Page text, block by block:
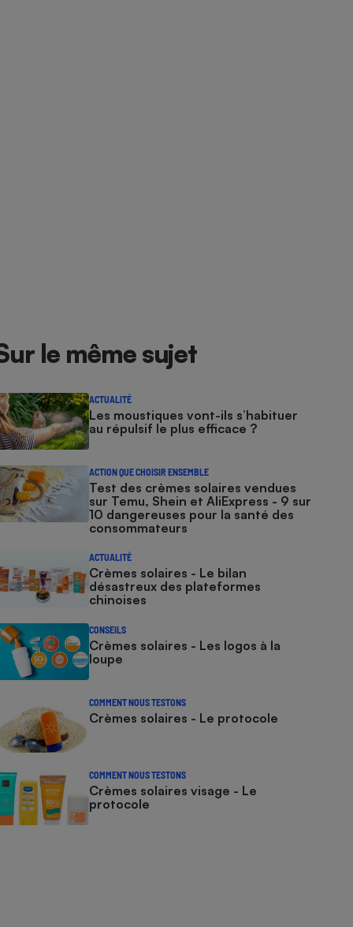
le même sujet
ACTUALITÉ
Les moustiques vont-ils s’habituer
au répulsif le plus efficace ?
ACTION QUE CHOISIR ENSEMBLE
Test des crèmes solaires vendues
sur Temu, Shein et AliExpress - 9 sur
10 dangereuses pour la santé des
consommateurs
ACTUALITÉ
Crèmes solaires - Le bilan
désastreux des plateformes
chinoises
CONSEILS
Crèmes solaires - Les logos à la
loupe
COMMENT NOUS TESTONS
Crèmes solaires - Le protocole
COMMENT NOUS TESTONS
Crèmes solaires visage - Le
protocole